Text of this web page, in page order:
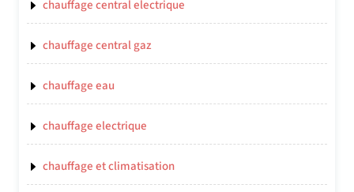
chauffage central electrique
chauffage central gaz
chauffage eau
chauffage electrique
chauffage et climatisation